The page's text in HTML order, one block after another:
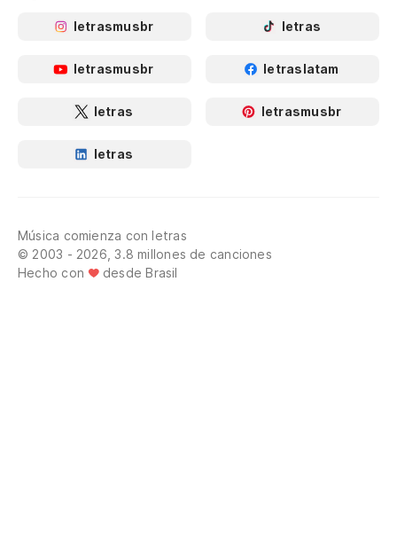
letrasmusbr letras
letrasmusbr letraslatam
letras letrasmusbr
letras
Música comienza con letras
© 2003 - 2026, 3.8 millones de canciones
Hecho con
desde Brasil